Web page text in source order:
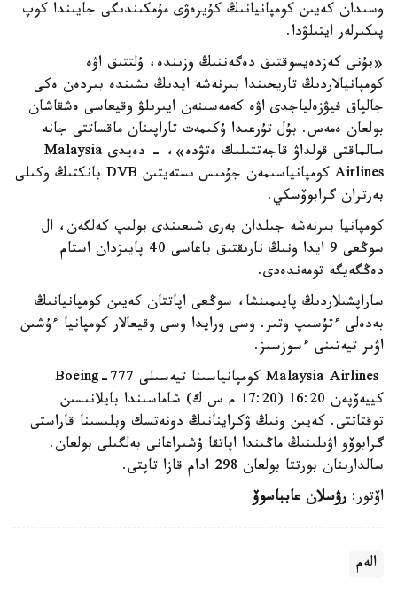
وسىدان كەيىن كومپانيانىڭ كۇيرەۋى مۇمكىندىگى جايىندا كوپ
پىكىرلەر ايتىلۋدا.
«بۇنى كەزدەيسوقتىق دەگەننىڭ وزىندە، ۇلتتىق اۋە
كومپانيالاردىڭ تاريحىندا بىرنەشە ايدىڭ ىشىندە بىردەن ەكى
جالپاق فيۋزەلياجدى اۋە كەمەسىنەن ايىرىلۋ وقيعاسى ەشقاشان
بولعان ەمەس. بۇل تۇرعىدا ۇكىمەت تاراپىنان ماقساتتى جانە
سالماقتى قولداۋ قاجەتتىلىك ەتۋدە»، - دەيدى Malaysia
Airlines كومپانياسىمەن جۇمىس ىستەيتىن DVB بانكتىڭ وكىلى
بەرتران گرابوۆسكي.
كومپانيا بىرنەشە جىلدان بەرى شىعىندى بولىپ كەلگەن، ال
سوڭعى 9 ايدا ونىڭ نارىقتىق باعاسى 40 پايىزدان استام
دەڭگەيگە تومەندەدى.
ساراپشىلاردىڭ پايىمىنشا، سوڭعى اپاتتان كەيىن كومپانيانىڭ
بەدەلى ءتۇسىپ وتىر. وسى ورايدا وسى وقيعالار كومپانيا ءۇشىن
اۋىر تيەتىنى ءسوزسىز.
Malaysia Airlines كومپانياسىنا تيەسىلى Boeing-777
كييەۆپەن 16:20 (17:20 م س ك) شاماسىندا بايلانىسىن
توقتاتتى. كەيىن ونىڭ ۋكراينانىڭ دونەتسك وبلىسىنا قاراستى
گرابوۆو اۋىلىنىڭ ماڭىندا اپاتقا ۇشىراعانى بەلگىلى بولعان.
سالدارىنان بورتتا بولعان 298 ادام قازا تاپتى.
اۆتور: رۋسلان عابباسوۆ
الەم